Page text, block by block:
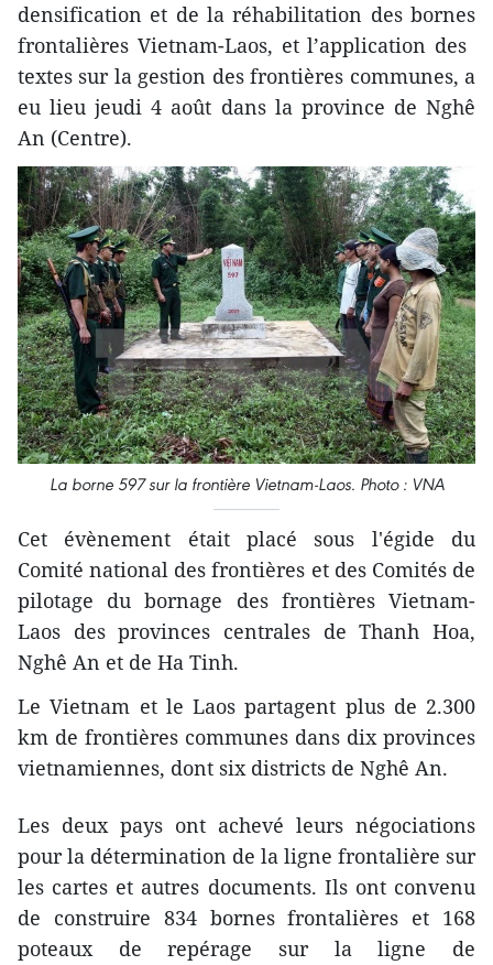
densification et de la réhabilitation des bornes
frontalières Vietnam-Laos, et l’​application des ​
textes sur la gestion des frontières communes, a
eu lieu jeudi 4 août dans la province de Nghê
An (Centre).
La borne 597 sur la frontière Vietnam-Laos. Photo : VNA
Cet évènement était placé sous l'égide du
Comité national des frontières et des Comités de
pilotage du bornage des frontières Vietnam-
Laos des provinces centrales de Thanh Hoa,
Nghê An et de Ha Tinh.
Le Vietnam et le Laos partagent plus de 2.300
km de frontières communes dans dix provinces
vietnamiennes, dont six districts de Nghê An.
Les deux pays ont achevé leurs négociations
pour la détermination de la ligne frontalière sur
les cartes et autres documents. ​Ils ont convenu
de construire 834 bornes frontalières et 168
poteaux de repérage sur la ligne de